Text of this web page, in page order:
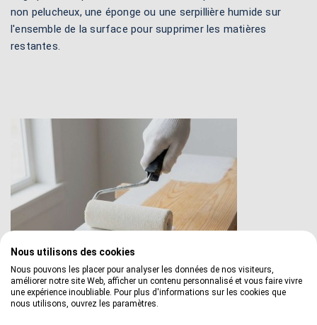
non pelucheux, une éponge ou une serpillière humide sur
l'ensemble de la surface pour supprimer les matières
restantes.
Nous utilisons des cookies
Nous pouvons les placer pour analyser les données de nos visiteurs,
améliorer notre site Web, afficher un contenu personnalisé et vous faire vivre
une expérience inoubliable. Pour plus d'informations sur les cookies que
nous utilisons, ouvrez les paramètres.